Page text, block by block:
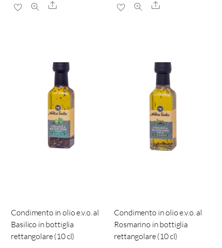
Share Share
Condimento in olio e.v.o. al
Basilico in bottiglia
rettangolare (10 cl)
Condimento in olio e.v.o. al
Rosmarino in bottiglia
rettangolare (10 cl)